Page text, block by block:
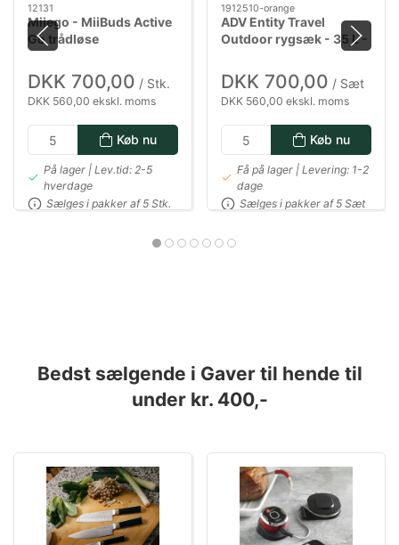
12131
Miiego - MiiBuds Active
Go trådløse
høretelefoner i vandtæt
design & trådløs oplader
DKK 700,00 / Stk.
DKK 560,00 ekskl. moms
Køb nu
På lager | Lev.tid: 2-5
hverdage
Sælges i pakker af 5 Stk.
1912510-orange
ADV Entity Travel
Outdoor rygsæk - 35 L -
DKK 700,00 / Sæt
DKK 560,00 ekskl. moms
Køb nu
Få på lager | Levering: 1-2
dage
Sælges i pakker af 5 Sæt
Bedst sælgende i Gaver til hende til
under kr. 400,-